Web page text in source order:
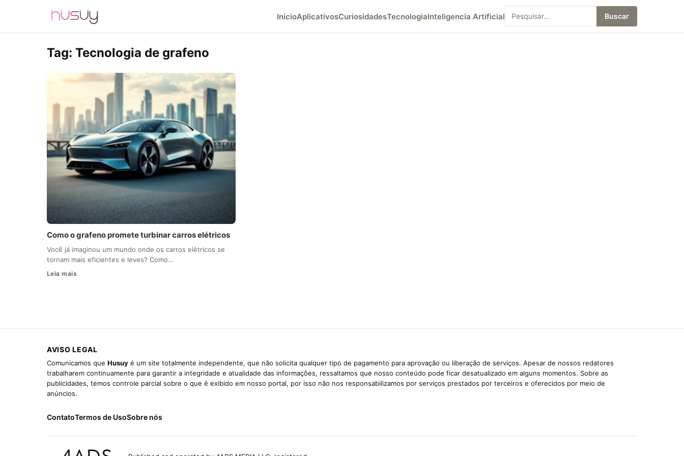
InícioAplicativosCuriosidadesTecnologiaInteligencia Artificial Buscar
Tag: Tecnologia de grafeno
Como o grafeno promete turbinar carros elétricos
Você já imaginou um mundo onde os carros elétricos se
tornam mais eficientes e leves? Como…
Leia mais
AVISO LEGAL
Comunicamos que Husuy é um site totalmente independente, que não solicita qualquer tipo de pagamento para aprovação ou liberação de serviços. Apesar de nossos redatores
trabalharem continuamente para garantir a integridade e atualidade das informações, ressaltamos que nosso conteúdo pode ficar desatualizado em alguns momentos. Sobre as
publicidades, temos controle parcial sobre o que é exibido em nosso portal, por isso não nos responsabilizamos por serviços prestados por terceiros e oferecidos por meio de
anúncios.
ContatoTermos de UsoSobre nós